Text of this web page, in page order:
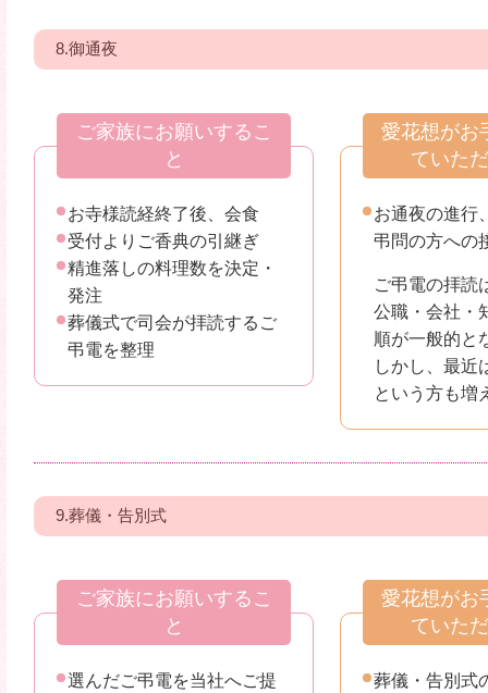
8.御通夜
ご家族にお願いするこ
と
お寺様読経終了後、会食
受付よりご香典の引継ぎ
精進落しの料理数を決定・
発注
葬儀式で司会が拝読するご
弔電を整理
愛花想がお
ていた
お通夜の進行
弔問の方への
ご弔電の拝読
公職・会社・
順が一般的と
しかし、最近
という方も増
9.葬儀・告別式
ご家族にお願いするこ
と
選んだご弔電を当社へご提
愛花想がお
ていた
葬儀・告別式